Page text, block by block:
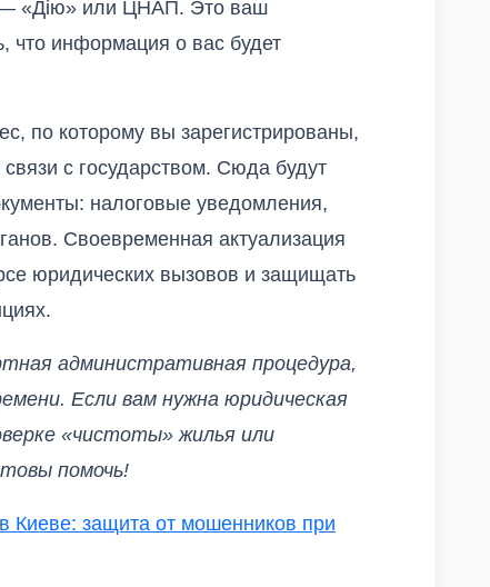
— «Дію» или ЦНАП. Это ваш
что информация о вас будет
по которому вы зарегистрированы,
с государством. Сюда будут
налоговые уведомления,
Своевременная актуализация
юридических вызовов и защищать
административная процедура,
Если вам нужна юридическая
«чистоты» жилья или
помочь!
Киеве: защита от мошенников при